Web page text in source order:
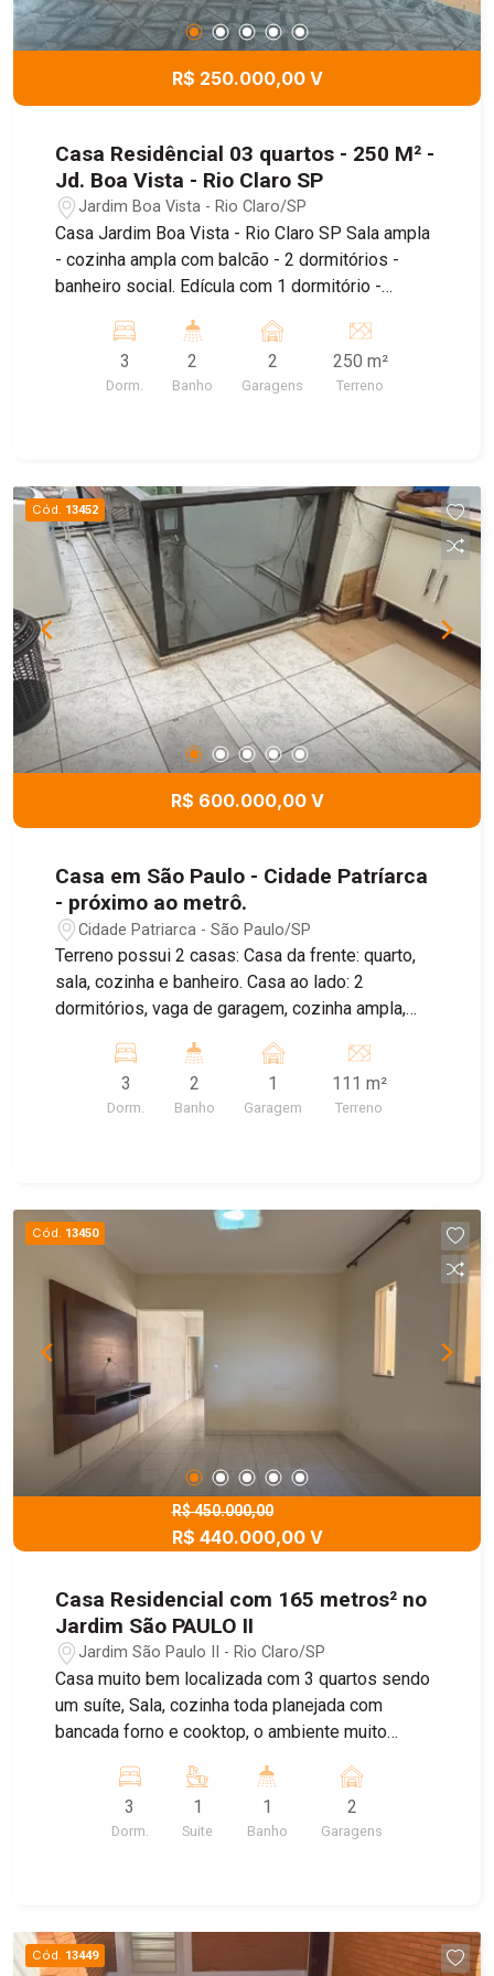
R$ 250.000,00 V
Casa Residêncial 03 quartos - 250 M² -
Jd. Boa Vista - Rio Claro SP
Jardim Boa Vista - Rio Claro/SP
Casa Jardim Boa Vista - Rio Claro SP Sala ampla
- cozinha ampla com balcão - 2 dormitórios -
banheiro social. Edícula com 1 dormitório -
3
Dorm.
2
Banho
2
Garagens
250 m²
Terreno
Cód. 13452
R$ 600.000,00 V
Casa em São Paulo - Cidade Patríarca
- próximo ao metrô.
Cidade Patriarca - São Paulo/SP
Terreno possui 2 casas: Casa da frente: quarto,
sala, cozinha e banheiro. Casa ao lado: 2
dormitórios, vaga de garagem, cozinha ampla,
Patriarca Localização excelente próximo a todo
comércio, feira livre, escolas, posto de saúde.
Fácil acesso a Radial Leste.
3
Dorm.
2
Banho
1
Garagem
111 m²
Terreno
Cód. 13450
R$ 450.000,00
R$ 440.000,00 V
Casa Residencial com 165 metros² no
Jardim São PAULO II
Jardim São Paulo II - Rio Claro/SP
Casa muito bem localizada com 3 quartos sendo
um suíte, Sala, cozinha toda planejada com
bancada forno e cooktop, o ambiente muito
eletrônico, e belo quintal uma parte coberta e
outra para um belo lazer. Cerca Elétrica. Parte
elétrica muito bem feita.
3
Dorm.
1
Suite
1
Banho
2
Garagens
Cód. 13449